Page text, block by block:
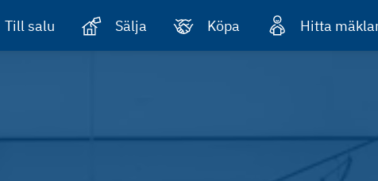
Till salu Sälja Köpa Hitta